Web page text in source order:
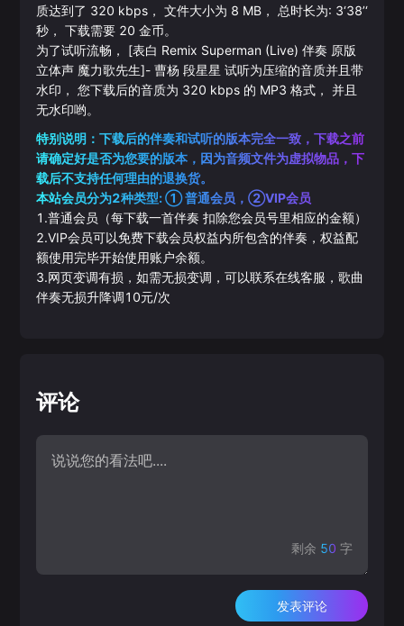
质达到了 320 kbps， 文件大小为 8 MB， 总时长为: 3‘38’‘
秒， 下载需要 20 金币。
为了试听流畅， [表白 Remix Superman (Live) 伴奏 原版
立体声 魔力歌先生]- 曹杨 段星星 试听为压缩的音质并且带
水印， 您下载后的音质为 320 kbps 的 MP3 格式， 并且
无水印哟。
特别说明：下载后的伴奏和试听的版本完全一致，下载之前
请确定好是否为您要的版本，因为音频文件为虚拟物品，下
载后不支持任何理由的退换货。
本站会员分为2种类型: ① 普通会员，②VIP会员
1.普通会员（每下载一首伴奏 扣除您会员号里相应的金额）
2.VIP会员可以免费下载会员权益内所包含的伴奏，权益配
额使用完毕开始使用账户余额。
3.网页变调有损，如需无损变调，可以联系在线客服，歌曲
伴奏无损升降调10元/次
评论
剩余 50 字
发表评论